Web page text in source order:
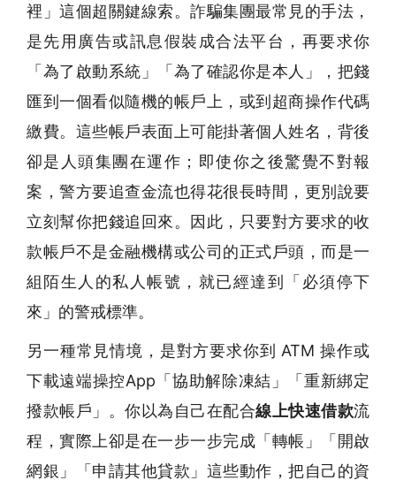
裡」這個超關鍵線索。詐騙集團最常見的手法，
是先用廣告或訊息假裝成合法平台，再要求你
「為了啟動系統」「為了確認你是本人」，把錢
匯到一個看似隨機的帳戶上，或到超商操作代碼
繳費。這些帳戶表面上可能掛著個人姓名，背後
卻是人頭集團在運作；即使你之後驚覺不對報
案，警方要追查金流也得花很長時間，更別說要
立刻幫你把錢追回來。因此，只要對方要求的收
款帳戶不是金融機構或公司的正式戶頭，而是一
組陌生人的私人帳號，就已經達到「必須停下
來」的警戒標準。
另一種常見情境，是對方要求你到 ATM 操作或
下載遠端操控App「協助解除凍結」「重新綁定
撥款帳戶」。你以為自己在配合線上快速借款流
程，實際上卻是在一步一步完成「轉帳」「開啟
網銀」「申請其他貸款」這些動作，把自己的資